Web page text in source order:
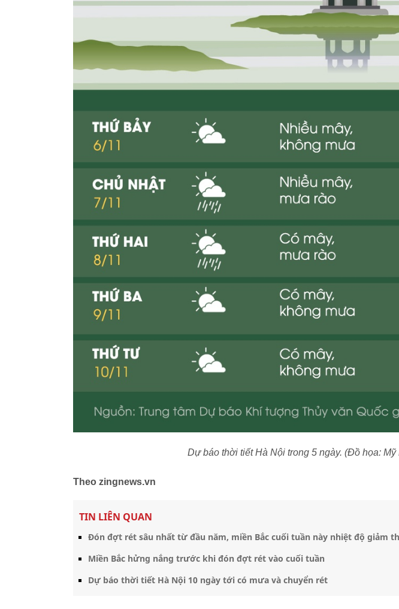
Dự báo thời tiết Hà Nội trong 5 ngày. (Đồ họa: Mỹ
Theo zingnews.vn
TIN LIÊN QUAN
Đón đợt rét sâu nhất từ đầu năm, miền Bắc cuối tuần này nhiệt độ giảm
Miền Bắc hửng nắng trước khi đón đợt rét vào cuối tuần
Dự báo thời tiết Hà Nội 10 ngày tới có mưa và chuyển rét